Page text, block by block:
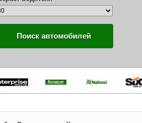
Поиск автомобилей